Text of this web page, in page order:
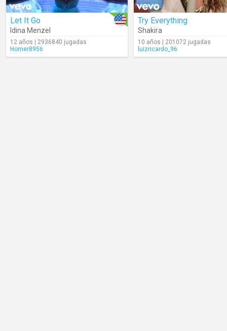
Let It Go
Idina Menzel
12 años | 2936840 jugadas
Homer8956
Try Everything
Shakira
10 años | 201072 jugadas
luizricardo_96